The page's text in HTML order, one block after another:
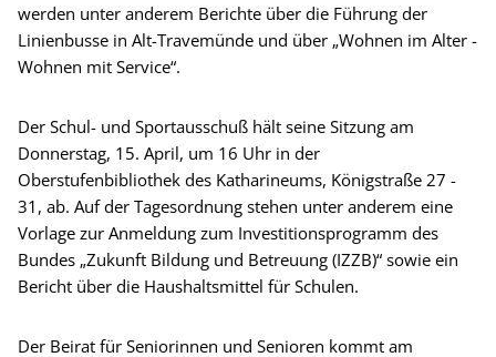
werden unter anderem Berichte über die Führung der
Linienbusse in Alt-Travemünde und über „Wohnen im Alter -
Wohnen mit Service“.
Der Schul- und Sportausschuß hält seine Sitzung am
Donnerstag, 15. April, um 16 Uhr in der
Oberstufenbibliothek des Katharineums, Königstraße 27 -
31, ab. Auf der Tagesordnung stehen unter anderem eine
Vorlage zur Anmeldung zum Investitionsprogramm des
Bundes „Zukunft Bildung und Betreuung (IZZB)“ sowie ein
Bericht über die Haushaltsmittel für Schulen.
Der Beirat für Seniorinnen und Senioren kommt am